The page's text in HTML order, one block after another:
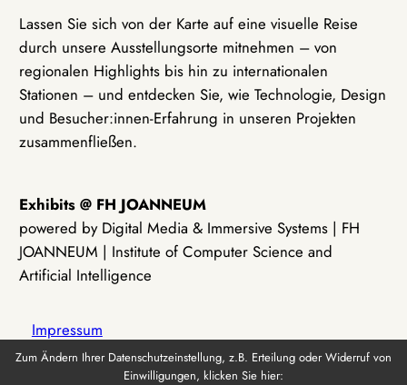
Lassen Sie sich von der Karte auf eine visuelle Reise
durch unsere Ausstellungsorte mitnehmen – von
regionalen Highlights bis hin zu internationalen
Stationen – und entdecken Sie, wie Technologie, Design
und Besucher:innen-Erfahrung in unseren Projekten
zusammenfließen.
Exhibits @ FH JOANNEUM
powered by Digital Media & Immersive Systems | FH
JOANNEUM | Institute of Computer Science and
Artificial Intelligence
Impressum
Zum Ändern Ihrer Datenschutzeinstellung, z.B. Erteilung oder Widerruf von
Einwilligungen, klicken Sie hier: